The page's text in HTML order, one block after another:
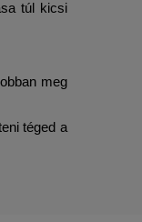
túl kicsi
meg
téged a